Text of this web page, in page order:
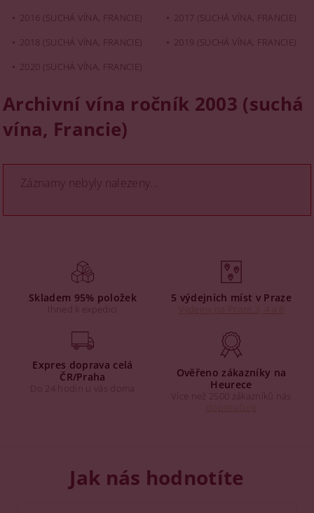
2016 (SUCHÁ VÍNA, FRANCIE)
2017 (SUCHÁ VÍNA, FRANCIE)
2018 (SUCHÁ VÍNA, FRANCIE)
2019 (SUCHÁ VÍNA, FRANCIE)
2020 (SUCHÁ VÍNA, FRANCIE)
Archivní vína ročník 2003 (suchá
vína, Francie)
Záznamy nebyly nalezeny...
Skladem 95% položek
Ihned k expedici
5 výdejních míst v Praze
Expres doprava celá
ČR/Praha
Do 24 hodin u vás doma
Ověřeno zákazníky na
Heurece
Více než 2500 zákazníků nás
Jak nás hodnotíte